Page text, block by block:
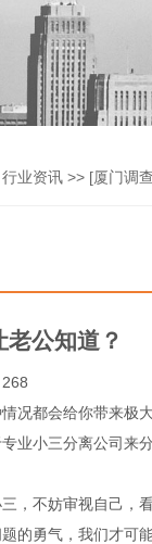
行业资讯 >> [厦门调
公知道？
况都会给你带来极
业小三分离公司来
，不妨审视自己，
的勇气，我们才可